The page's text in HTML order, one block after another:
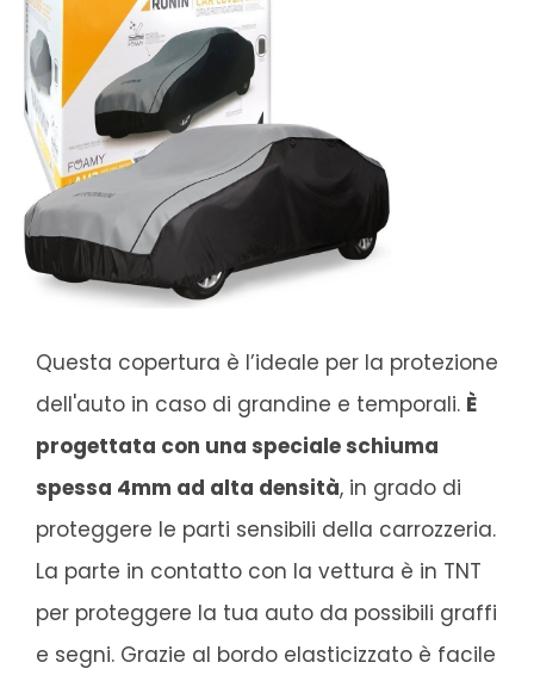
Questa copertura è l’ideale per la protezione
dell'auto in caso di grandine e temporali. È
progettata con una speciale schiuma
spessa 4mm ad alta densità, in grado di
proteggere le parti sensibili della carrozzeria.
La parte in contatto con la vettura è in TNT
per proteggere la tua auto da possibili graffi
e segni. Grazie al bordo elasticizzato è facile